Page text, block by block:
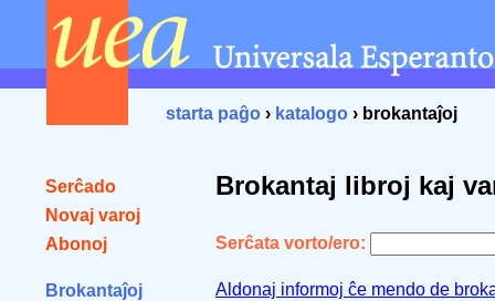
starta paĝo › katalogo › brokantaĵoj
Serĉado
Novaj varoj
Abonoj
Brokantaĵoj
Brokantaj libroj kaj
Serĉata vorto/ero:
Aldonaj informoj ĉe mendo de